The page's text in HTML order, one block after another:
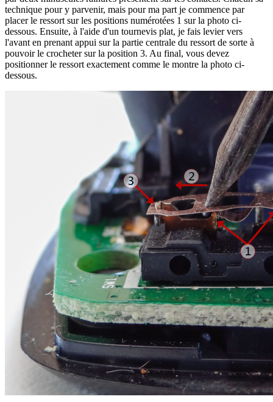
technique pour y parvenir, mais pour ma part je commence par
placer le ressort sur les positions numérotées 1 sur la photo ci-
dessous. Ensuite, à l'aide d'un tournevis plat, je fais levier vers
l'avant en prenant appui sur la partie centrale du ressort de sorte à
pouvoir le crocheter sur la position 3. Au final, vous devez
positionner le ressort exactement comme le montre la photo ci-
dessous.